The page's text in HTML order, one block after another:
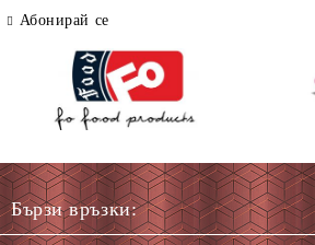
Абонирай се
Бързи връзки: